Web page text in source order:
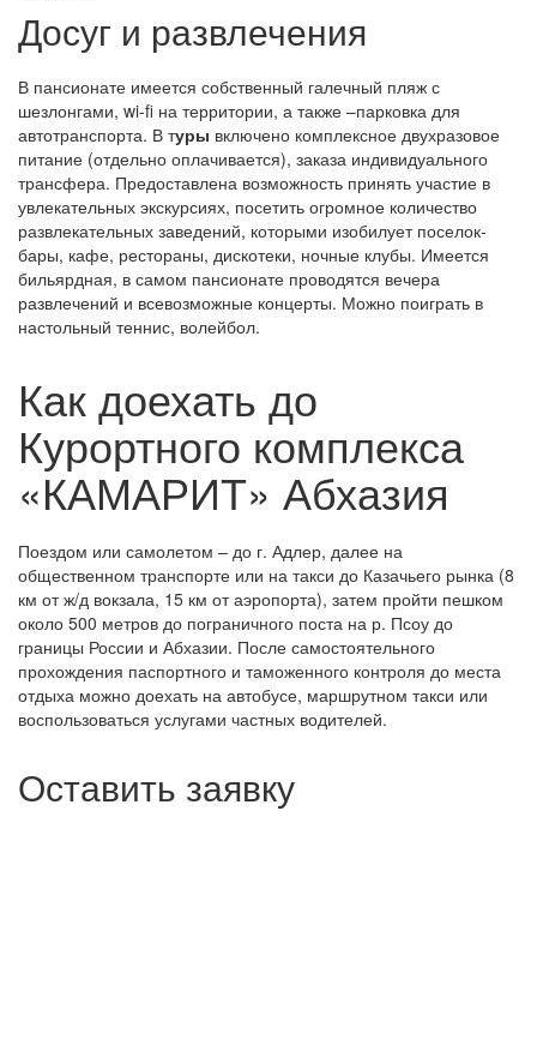
Досуг и развлечения
В пансионате имеется собственный галечный пляж с
шезлонгами, wi-fi на территории, а также –парковка для
автотранспорта. В туры включено комплексное двухразовое
питание (отдельно оплачивается), заказа индивидуального
трансфера. Предоставлена возможность принять участие в
увлекательных экскурсиях, посетить огромное количество
развлекательных заведений, которыми изобилует поселок-
бары, кафе, рестораны, дискотеки, ночные клубы. Имеется
бильярдная, в самом пансионате проводятся вечера
развлечений и всевозможные концерты. Можно поиграть в
настольный теннис, волейбол.
Как доехать до
Курортного комплекса
«КАМАРИТ» Абхазия
Поездом или самолетом – до г. Адлер, далее на
общественном транспорте или на такси до Казачьего рынка (8
км от ж/д вокзала, 15 км от аэропорта), затем пройти пешком
около 500 метров до пограничного поста на р. Псоу до
границы России и Абхазии. После самостоятельного
прохождения паспортного и таможенного контроля до места
отдыха можно доехать на автобусе, маршрутном такси или
воспользоваться услугами частных водителей.
Оставить заявку